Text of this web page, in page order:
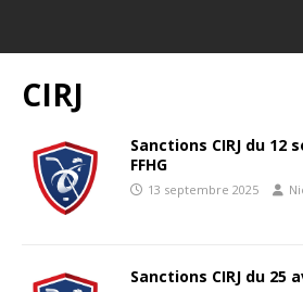
CIRJ
Sanctions CIRJ du 12
FFHG
13 septembre 2025
Sanctions CIRJ du 25